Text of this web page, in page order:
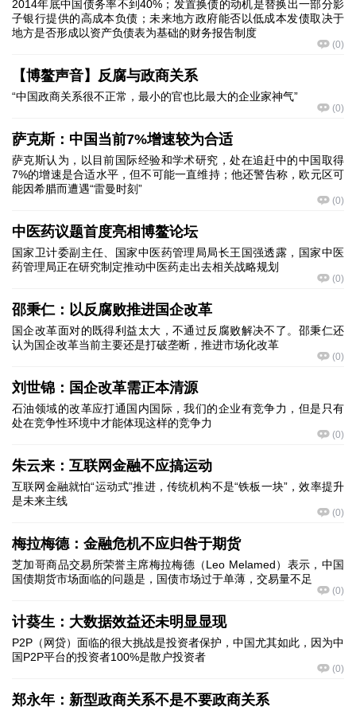
2014年底中国债务率不到40%；发置换债的动机是替换出一部分影
子银行提供的高成本负债；未来地方政府能否以低成本发债取决于
地方是否形成以资产负债表为基础的财务报告制度
(0)
【博鳌声音】反腐与政商关系
“中国政商关系很不正常，最小的官也比最大的企业家神气”
(0)
萨克斯：中国当前7%增速较为合适
萨克斯认为，以目前国际经验和学术研究，处在追赶中的中国取得
7%的增速是合适水平，但不可能一直维持；他还警告称，欧元区可
能因希腊而遭遇“雷曼时刻”
(0)
中医药议题首度亮相博鳌论坛
国家卫计委副主任、国家中医药管理局局长王国强透露，国家中医
药管理局正在研究制定推动中医药走出去相关战略规划
(0)
邵秉仁：以反腐败推进国企改革
国企改革面对的既得利益太大，不通过反腐败解决不了。邵秉仁还
认为国企改革当前主要还是打破垄断，推进市场化改革
(0)
刘世锦：国企改革需正本清源
石油领域的改革应打通国内国际，我们的企业有竞争力，但是只有
处在竞争性环境中才能体现这样的竞争力
(0)
朱云来：互联网金融不应搞运动
互联网金融就怕“运动式”推进，传统机构不是“铁板一块”，效率提升
是未来主线
(0)
梅拉梅德：金融危机不应归咎于期货
芝加哥商品交易所荣誉主席梅拉梅德（Leo Melamed）表示，中国
国债期货市场面临的问题是，国债市场过于单薄，交易量不足
(0)
计葵生：大数据效益还未明显显现
P2P（网贷）面临的很大挑战是投资者保护，中国尤其如此，因为中
国P2P平台的投资者100%是散户投资者
(0)
郑永年：新型政商关系不是不要政商关系